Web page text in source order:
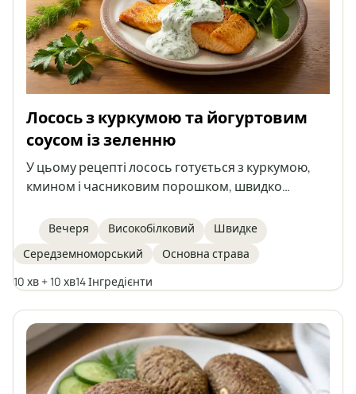
Лосось з куркумою та йогуртовим
соусом із зеленню
У цьому рецепті лосось готується з куркумою,
кмином і часниковим порошком, швидко
яскравим йогуртовим соусом із зеленню. Страва
багата на білок і омега-3 жирні кислоти,
готується всього за 20 хвилин і найкраще смакує
з овочами та крупами для повноцінного,
Вечеря Високобілковий
Швидке
Середземноморський
Основна страва
10 хв + 10 хв14 Інгредієнти